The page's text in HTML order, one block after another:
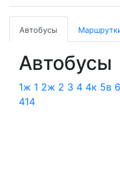
Автобусы
Автобусы
1ж 1 2ж 2 3 4 4к 5в
414